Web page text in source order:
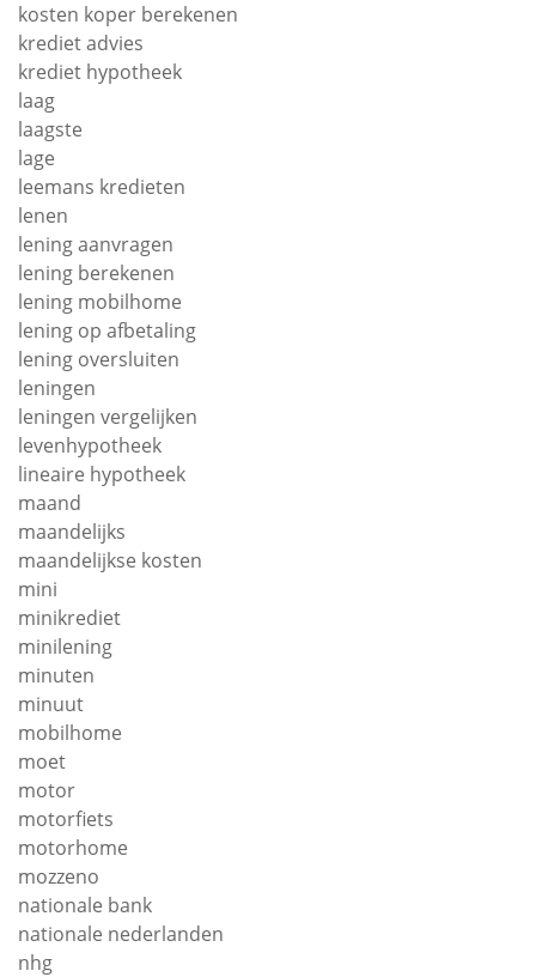
kosten koper berekenen
krediet advies
krediet hypotheek
laag
laagste
lage
leemans kredieten
lenen
lening aanvragen
lening berekenen
lening mobilhome
lening op afbetaling
lening oversluiten
leningen
leningen vergelijken
levenhypotheek
lineaire hypotheek
maand
maandelijks
maandelijkse kosten
mini
minikrediet
minilening
minuten
minuut
mobilhome
moet
motor
motorfiets
motorhome
mozzeno
nationale bank
nationale nederlanden
nhg